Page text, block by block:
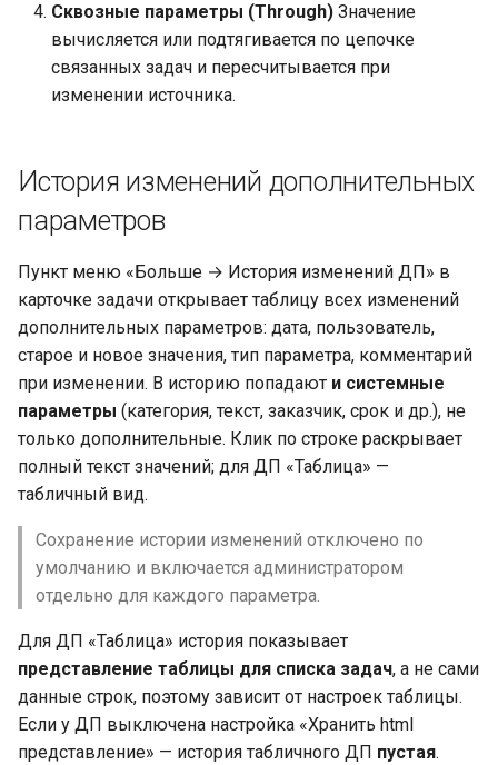
пользовательский
интерфейс
Варианты отображения
Поиск значений и
значений
связанных значений
Табличный вид
параметра Multilookup
ДП «Файл»:
пользовательский
интерфейс
Загрузка, сканирование
и ограничения файлов
Действия и контекстное
меню файлов
Типы колонок ДП
«Таблица»
Сквозные параметры (Through) Значение
вычисляется или подтягивается по цепочке
связанных задач и пересчитывается при
изменении источника.
История изменений дополнительных
параметров
Пункт меню «Больше → История изменений ДП» в
карточке задачи открывает таблицу всех изменений
дополнительных параметров: дата, пользователь,
старое и новое значения, тип параметра, комментарий
при изменении. В историю попадают и системные
параметры (категория, текст, заказчик, срок и др.), не
только дополнительные. Клик по строке раскрывает
полный текст значений; для ДП «Таблица» —
табличный вид.
Сохранение истории изменений отключено по
умолчанию и включается администратором
отдельно для каждого параметра.
Для ДП «Таблица» история показывает
представление таблицы для списка задач, а не сами
данные строк, поэтому зависит от настроек таблицы.
Если у ДП выключена настройка «Хранить html
представление» — история табличного ДП пустая.